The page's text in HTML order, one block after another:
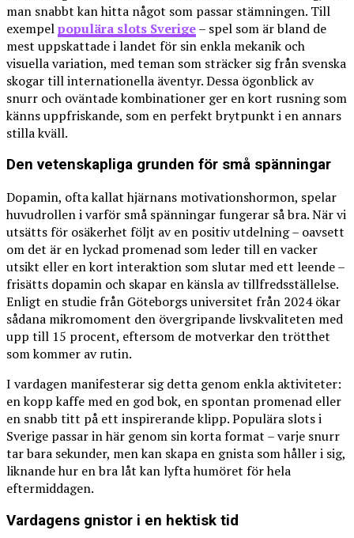
man snabbt kan hitta något som passar stämningen. Till
exempelpopulära slots Sverige– spel som är bland de
mest uppskattade i landet för sin enkla mekanik och
visuella variation, med teman som sträcker sig från svenska
skogar till internationella äventyr. Dessa ögonblick av
snurr och oväntade kombinationer ger en kort rusning som
känns uppfriskande, som en perfekt brytpunkt i en annars
stilla kväll.
Den vetenskapliga grunden för små spänningar
Dopamin, ofta kallat hjärnans motivationshormon, spelar
huvudrollen i varför små spänningar fungerar så bra. När vi
utsätts för osäkerhet följt av en positiv utdelning – oavsett
om det är en lyckad promenad som leder till en vacker
utsikt eller en kort interaktion som slutar med ett leende –
frisätts dopamin och skapar en känsla av tillfredsställelse.
Enligt en studie från Göteborgs universitet från 2024 ökar
sådana mikromoment den övergripande livskvaliteten med
upp till 15 procent, eftersom de motverkar den trötthet
som kommer av rutin.
I vardagen manifesterar sig detta genom enkla aktiviteter:
en kopp kaffe med en god bok, en spontan promenad eller
en snabb titt på ett inspirerande klipp. Populära slots i
Sverige passar in här genom sin korta format – varje snurr
tar bara sekunder, men kan skapa en gnista som håller i sig,
liknande hur en bra låt kan lyfta humöret för hela
eftermiddagen.
Vardagens gnistor i en hektisk tid